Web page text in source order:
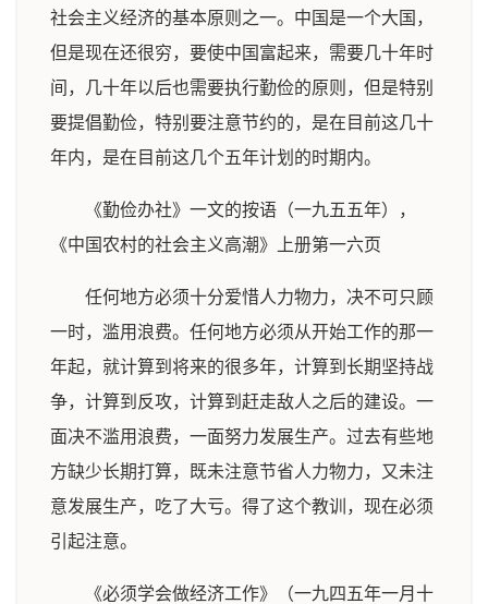
社会主义经济的基本原则之一。中国是一个大国，
但是现在还很穷，要使中国富起来，需要几十年时
间，几十年以后也需要执行勤俭的原则，但是特别
要提倡勤俭，特别要注意节约的，是在目前这几十
年内，是在目前这几个五年计划的时期内。
《勤俭办社》一文的按语（一九五五年），
《中国农村的社会主义高潮》上册第一六页
任何地方必须十分爱惜人力物力，决不可只顾
一时，滥用浪费。任何地方必须从开始工作的那一
年起，就计算到将来的很多年，计算到长期坚持战
争，计算到反攻，计算到赶走敌人之后的建设。一
面决不滥用浪费，一面努力发展生产。过去有些地
方缺少长期打算，既未注意节省人力物力，又未注
意发展生产，吃了大亏。得了这个教训，现在必须
引起注意。
《必须学会做经济工作》（一九四五年一月十